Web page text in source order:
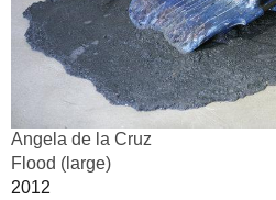
Angela de la Cruz
Flood (large)
2012